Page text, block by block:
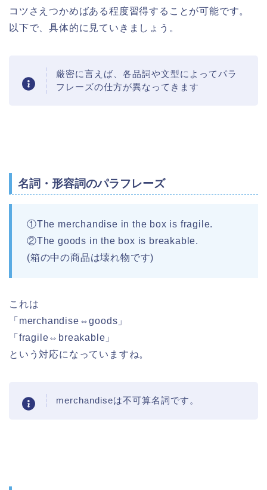
コツさえつかめばある程度習得することが可能です。
以下で、具体的に見ていきましょう。
厳密に言えば、各品詞や文型によってパラ
フレーズの仕方が異なってきます
名詞・形容詞のパラフレーズ
①The merchandise in the box is fragile.
②The goods in the box is breakable.
(箱の中の商品は壊れ物です)
これは
「merchandise⇔goods」
「fragile⇔breakable」
という対応になっていますね。
merchandiseは不可算名詞です。